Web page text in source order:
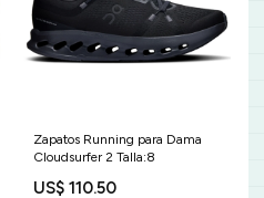
Zapatos Running para Dama
Cloudsurfer 2 Talla:8
US$ 110.50